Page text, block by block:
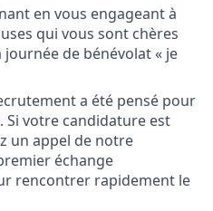
en vous engageant à
qui vous sont chères
de bénévolat « je
a été pensé pour
Si votre candidature est
un appel de notre
échange
rencontrer rapidement le